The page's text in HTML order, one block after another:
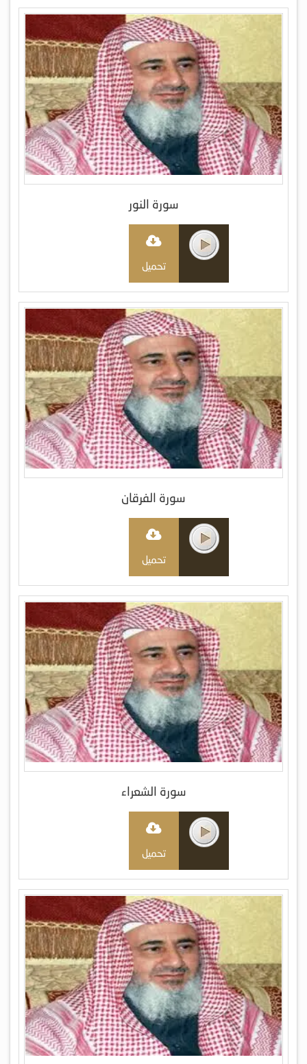
سورة النور
تحميل
سورة الفرقان
تحميل
سورة الشعراء
تحميل